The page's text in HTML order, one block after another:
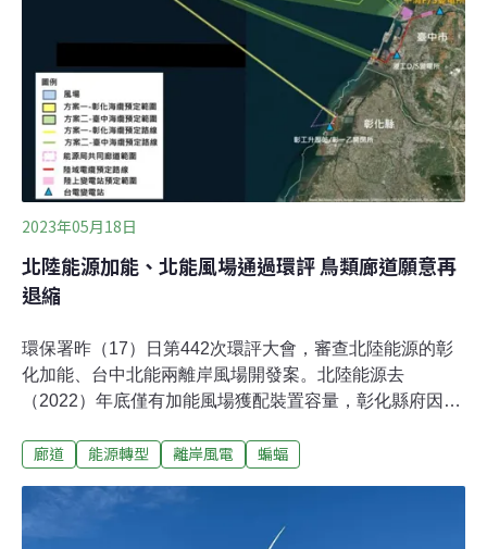
預計從雲林台西或四湖上岸，引起曾受允能風場影響的漁
民反彈，北上與會表達擔憂。台西鄉活力海岸工作協會理
事長廖榮祥表示，允能曾在潮間帶施工，漂砂堆積覆蓋蚵
樁及蚵苗育種區，「再弄下去，台西的蚵種都會不見。」
呼籲台亞應說清陸纜施工對養蚵的影響及因應對策。雲林
縣近沿海作業漁船協進會理事長李平
2023年05月18日
北陸能源加能、北能風場通過環評 鳥類廊道願意再
退縮
環保署昨（17）日第442次環評大會，審查北陸能源的彰
化加能、台中北能兩離岸風場開發案。北陸能源去
（2022）年底僅有加能風場獲配裝置容量，彰化縣府因此
取得開發權情況下，北能風場內會保留鳥類廊道。現在僅
縮1.2公里。環評大會先後通過加能、北能風場環評，並提
出幾項共通要求，包括優先採用負壓式沉箱或其他環境友
廊道 能源轉型 離岸風電 蝙蝠